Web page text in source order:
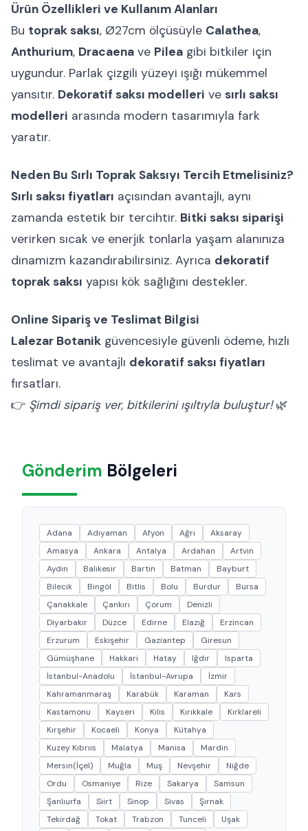
Ürün Özellikleri ve Kullanım Alanları
Bu toprak saksı, Ø27cm ölçüsüyle Calathea,
Anthurium, Dracaena ve Pilea gibi bitkiler için
uygundur. Parlak çizgili yüzeyi ışığı mükemmel
yansıtır. Dekoratif saksı modelleri ve sırlı saksı
modelleri arasında modern tasarımıyla fark
yaratır.
Neden Bu Sırlı Toprak Saksıyı Tercih Etmelisiniz?
Sırlı saksı fiyatları açısından avantajlı, aynı
zamanda estetik bir tercihtir. Bitki saksı siparişi
verirken sıcak ve enerjik tonlarla yaşam alanınıza
dinamizm kazandırabilirsiniz. Ayrıca dekoratif
toprak saksı yapısı kök sağlığını destekler.
Online Sipariş ve Teslimat Bilgisi
Lalezar Botanik güvencesiyle güvenli ödeme, hızlı
teslimat ve avantajlı dekoratif saksı fiyatları
fırsatları.
👉 Şimdi sipariş ver, bitkilerini ışıltıyla buluştur!🌿
Gönderim Bölgeleri
Adana Adıyaman Afyon Ağrı
Aksaray
Amasya
Ankara Antalya Ardahan
Artvin
Aydın
Balıkesir Bartın Batman
Bayburt
Bilecik
Bingöl Bitlis Bolu Burdur
Bursa
Çanakkale
Çankırı Çorum
Denizli
Diyarbakır
Düzce Edirne Elazığ
Erzincan
Erzurum
Eskişehir Gaziantep
Giresun
Gümüşhane
Hakkari Hatay Iğdır
Isparta
İstanbul-Anadolu
İstanbul-Avrupa
İzmir
Kahramanmaraş
Karabük Karaman
Kars
Kastamonu
Kayseri Kilis Kırıkkale
Kırklareli
Kırşehir
Kocaeli Konya
Kütahya
Kuzey Kıbrııs
Malatya Manisa
Mardin
Mersin(İçel)
Muğla Muş Nevşehir
Niğde
Ordu
Osmaniye Rize Sakarya
Samsun
Şanlıurfa
Siirt Sinop Sivas
Şırnak
Tekirdağ
Tokat Trabzon Tunceli
Uşak